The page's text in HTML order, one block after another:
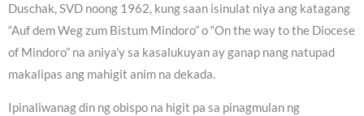
Duschak, SVD noong 1962, kung saan isinulat niya ang katagang
“Auf dem Weg zum Bistum Mindoro” o “On the way to the Diocese
of Mindoro” na aniya’y sa kasalukuyan ay ganap nang natupad
makalipas ang mahigit anim na dekada.
Ipinaliwanag din ng obispo na higit pa sa pinagmulan ng